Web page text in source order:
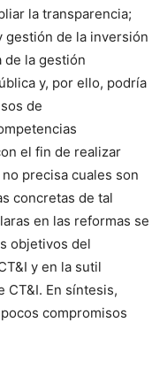
la transparencia;
gestión de la inversión
de la gestión
y, por ello, podría
de
el fin de realizar
precisa cuales son
concretas de tal
en las reformas se
objetivos del
y en la sutil
CT&I. En síntesis,
compromisos